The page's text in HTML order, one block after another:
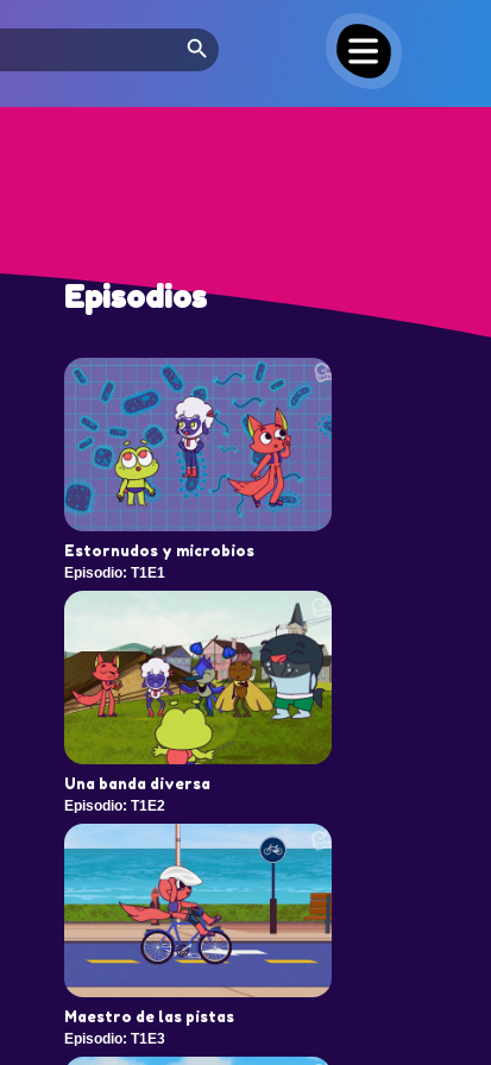
Search Button
Episodios
Estornudos y microbios
Episodio: T1E1
Una banda diversa
Episodio: T1E2
Maestro de las pistas
Episodio: T1E3